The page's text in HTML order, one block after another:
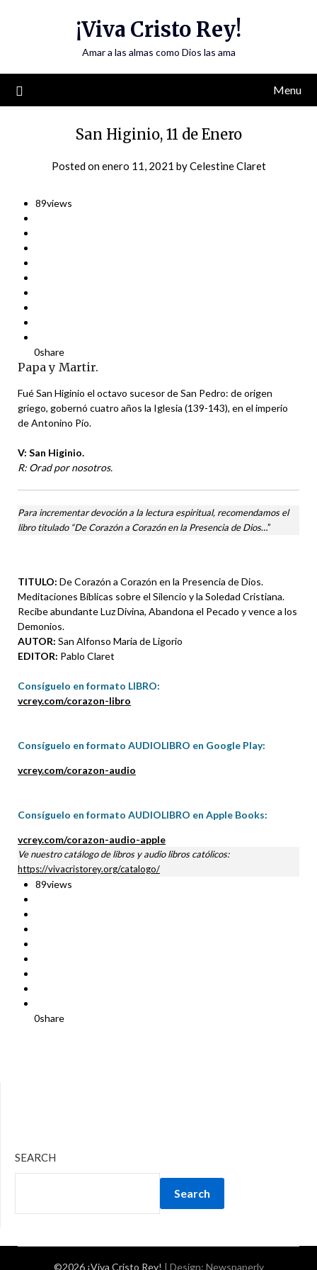
¡Viva Cristo Rey!
Amar a las almas como Dios las ama
Menu
San Higinio, 11 de Enero
Posted onenero 11, 2021 byCelestine Claret
89views
0share
Papa y Martir.
Fué San Higinio el octavo sucesor de San Pedro: de origen
griego, gobernó cuatro años la Iglesia (139-143), en el imperio
de Antonino Pío.
V: San Higinio.
R: Orad por nosotros.
Para incrementar devoción a la lectura espiritual, recomendamos el
libro titulado “De Corazón a Corazón en la Presencia de Dios…”
TITULO: De Corazón a Corazón en la Presencia de Dios.
Meditaciones Bíblicas sobre el Silencio y la Soledad Cristiana.
Recibe abundante Luz Divina, Abandona el Pecado y vence a los
Demonios.
AUTOR: San Alfonso Maria de Ligorio
EDITOR: Pablo Claret
Consíguelo en formato LIBRO:
vcrey.com/corazon-libro
Consíguelo en formato AUDIOLIBRO en Google Play:
vcrey.com/corazon-audio
Consíguelo en formato AUDIOLIBRO en Apple Books:
vcrey.com/corazon-audio-apple
Ve nuestro catálogo de libros y audio libros católicos:
https://vivacristorey.org/catalogo/
89views
0share
SEARCH
Search
©2026 ¡Viva Cristo Rey! | Design: Newspaperly